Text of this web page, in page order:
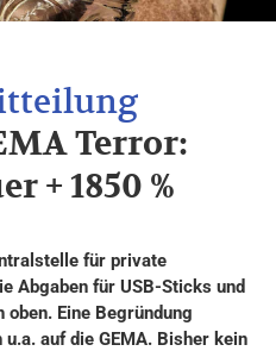
Terror:
+ 1850 %
für private
Abgaben für USB-Sticks und
Eine Begründung
auf die GEMA. Bisher kein